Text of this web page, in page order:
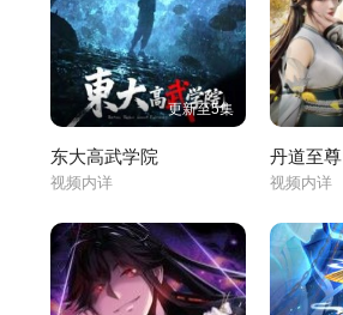
更新至5集
东大高武学院
视频内详
丹道至尊
视频内详